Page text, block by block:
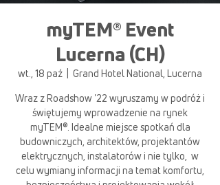
myTEM® Event
Lucerna (CH)
wt., 18 paź
Grand Hotel National, Lucerna
Wraz z Roadshow '22 wyruszamy w podróż i
świętujemy wprowadzenie na rynek
myTEM®. Idealne miejsce spotkań dla
budowniczych, architektów, projektantów
elektrycznych, instalatorów i nie tylko, ​ w
celu wymiany informacji na temat komfortu,